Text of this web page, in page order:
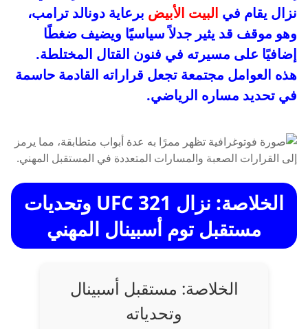
نزال يقام في البيت الأبيض برعاية دونالد ترامب،
وهو موقف قد يثير جدلاً سياسيًا ويضيف ضغطًا
إضافيًا على مسيرته في فنون القتال المختلطة.
هذه العوامل مجتمعة تجعل قراراته القادمة حاسمة
في تحديد مساره الرياضي.
الخلاصة: نزال UFC 321 وتحديات
مستقبل توم أسبينال المهني
الخلاصة: مستقبل أسبينال
وتحدياته